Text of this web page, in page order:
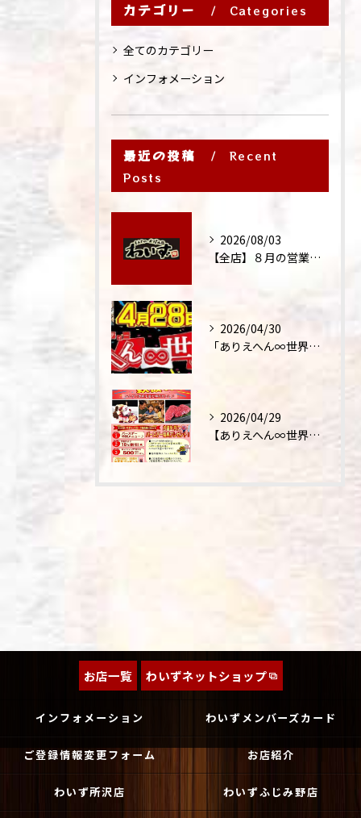
カテゴリー Categories
全てのカテゴリー
インフォメーション
最近の投稿
Recent
Posts
2026/08/03
【全店】８月の営業時間・ランチ営業につきまして
2026/04/30
「ありえへん∞世界」テレビ出演‼
2026/04/29
【ありえへん∞世界】バースデーステーキについて
お店一覧 わいずネットショップ
インフォメーション わいずメンバーズカード
ご登録情報変更フォーム お店紹介
わいず所沢店 わいずふじみ野店